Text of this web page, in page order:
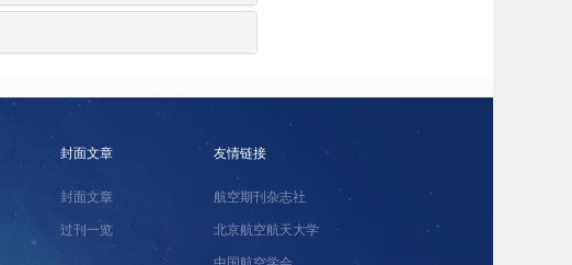
封面文章
封面文章
过刊一览
友情链接
航空期刊杂志社
北京航空航天大学